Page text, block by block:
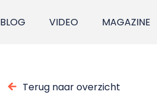
BLOG VIDEO MAGAZINE
Terug naar overzicht